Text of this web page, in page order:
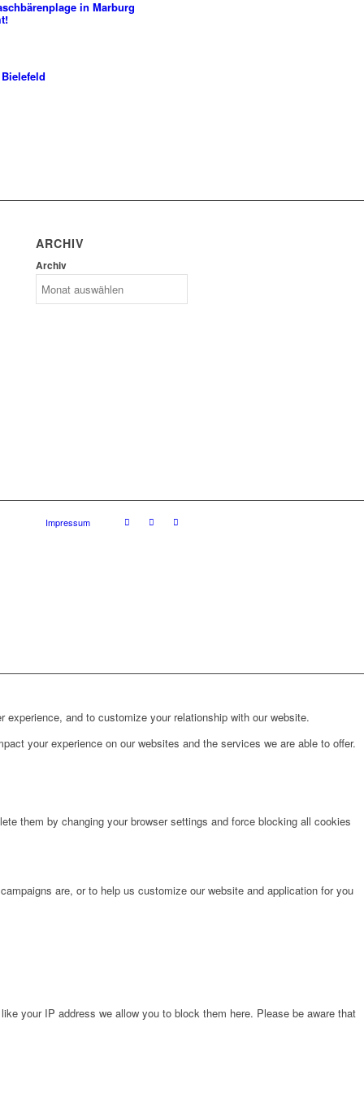
in Marburg
ARCHIV
Archiv
Impressum
and to customize your relationship with our website.
your experience on our websites and the services we are able to offer.
them by changing your browser settings and force blocking all cookies
are, or to help us customize our website and application for you
your IP address we allow you to block them here. Please be aware that